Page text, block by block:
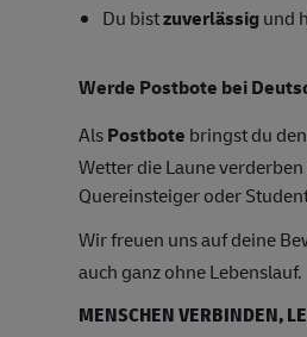
Du bistzuverlässig und
Werde Postbote bei
AlsPostbote bringst du
Wetter die Laune
Quereinsteiger oder
Wir freuen uns auf deine
auch ganz ohne Lebenslauf.
MENSCHEN VERBINDEN,